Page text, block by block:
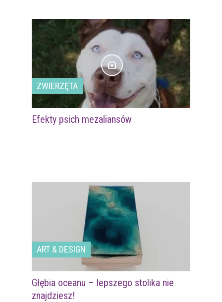
ZWIERZĘTA
Efekty psich mezaliansów
ART & DESIGN
Głębia oceanu – lepszego stolika nie
znajdziesz!